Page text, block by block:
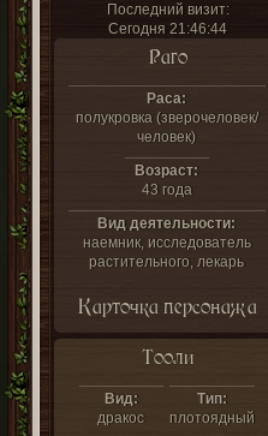
Последний визит:
Сегодня 21:46:44
Раго
Раса:
полукровка (зверочеловек/
человек)
Возраст:
43 года
Вид деятельности:
наемник, исследователь
растительного, лекарь
Карточка персонажа
Тооли
Вид:
дракос
Тип:
плотоядный